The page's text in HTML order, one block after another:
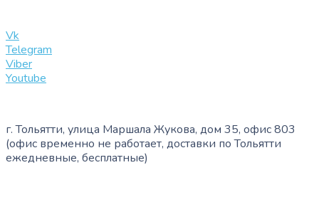
Vk
Telegram
Viber
Youtube
г. Тольятти, улица Маршала Жукова, дом 35, офис 803
(офис временно не работает, доставки по Тольятти
ежедневные, бесплатные)